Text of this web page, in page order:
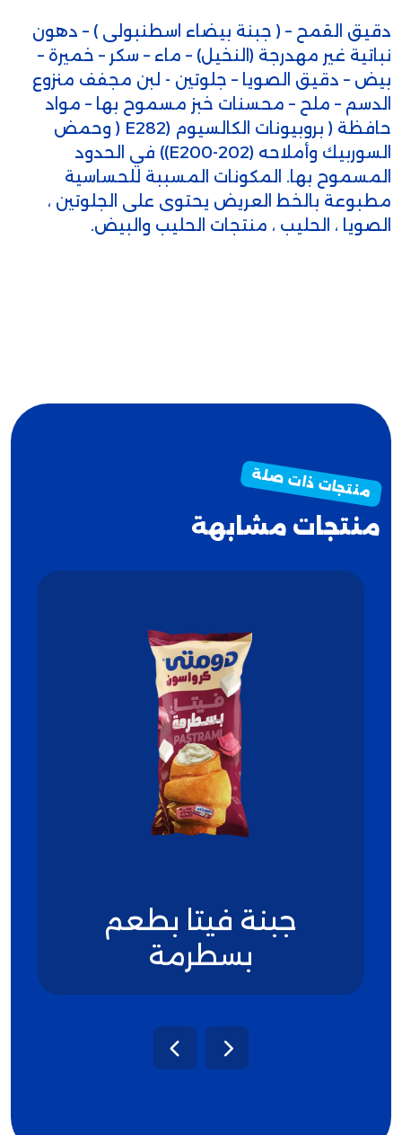
دقيق القمح – ( جبنة بيضاء اسطنبولى ) – دهون
نباتية غير مهدرجة (النخيل) – ماء – سكر – خميرة –
بيض – دقيق الصويا – جلوتين - لبن مجفف منزوع
الدسم – ملح – محسنات خبز مسموح بها – مواد
حافظة ( بروبيونات الكالسيوم (E282 ( وحمض
السوربيك وأملاحه (E200-202)) في الحدود
المسموح بها. المكونات المسببة للحساسية
مطبوعة بالخط العريض يحتوى على الجلوتين ،
الصويا ، الحليب ، منتجات الحليب والبيض.
منتجات مشابهة
جبنة فيتا بطعم
بسطرمة